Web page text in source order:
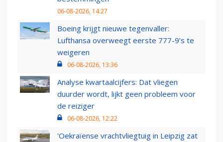
06-08-2026, 14:27
Boeing krijgt nieuwe tegenvaller:
Lufthansa overweegt eerste 777-9’s te
weigeren
06-08-2026, 13:36
Analyse kwartaalcijfers: Dat vliegen
duurder wordt, lijkt geen probleem voor
de reiziger
06-08-2026, 12:22
'Oekraïense vrachtvliegtuig in Leipzig zat